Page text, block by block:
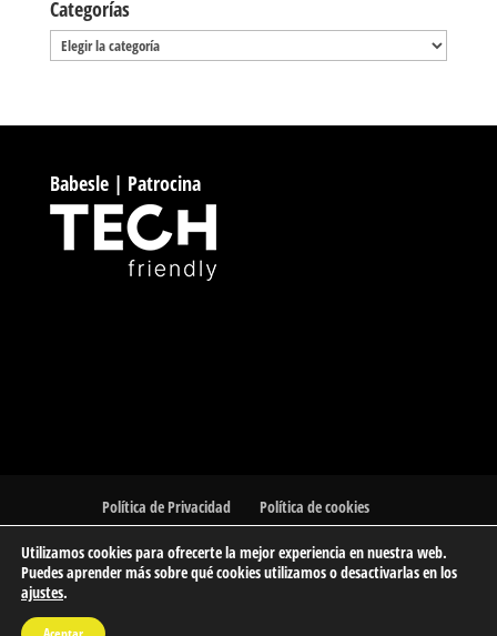
Categorías
Categorías
Babesle | Patrocina
Política de Privacidad Política de cookies
Utilizamos cookies para ofrecerte la mejor experiencia en nuestra web.
Puedes aprender más sobre qué cookies utilizamos o desactivarlas en los
ajustes.